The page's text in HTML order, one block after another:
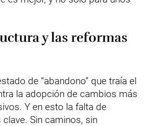
y las reformas
de “abandono” que traía el
la adopción de cambios más
Y en esto la falta de
Sin caminos, sin